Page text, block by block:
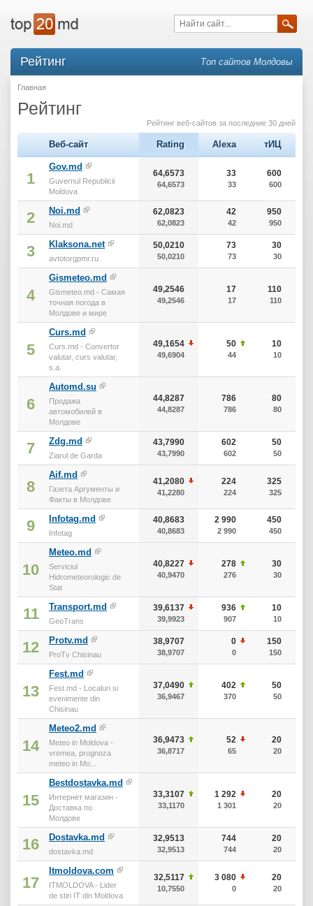
Рейтинг Топ сайтов Молдовы
Главная
Рейтинг
Рейтинг веб-сайтов за последние 30 дней
Веб-сайт Rating Alexa тИЦ
1
Gov.md
Guvernul Republicii
Moldova
64,6573
64,6573
33
33
600
600
2 Noi.md
Noi.md
62,0823
62,0823
42
42
950
950
3 Klaksona.net
avtotorgpmr.ru
50,0210
50,0210
73
73
30
30
4
Gismeteo.md
Gismeteo.md - Самая
точная погода в
Молдове и мире
49,2546
49,2546
17
17
110
110
5
Curs.md
Curs.md - Convertor
valutar, curs valutar,
s.a.
49,1654
49,6904
50
44
10
10
6
Automd.su
Продажа
автомобилей в
Молдове
44,8287
44,8287
786
786
80
80
7 Zdg.md
Ziarul de Garda
43,7990
43,7990
602
602
50
50
8
Aif.md
Газета Аргументы и
Факты в Молдове
41,2080
41,2280
224
224
325
325
9 Infotag.md
Infotag
40,8683
40,8683
2 990
2 990
450
450
10
Meteo.md
Serviciul
Hidrometeorologic de
Stat
40,8227
40,9470
278
276
30
30
11 Transport.md
GeoTrans
39,6137
39,9923
936
907
10
10
12 Protv.md
ProTv Chisinau
38,9707
38,9707
0
0
150
150
13
Fest.md
Fest.md - Localuri si
evenimente din
Chisinau
37,0490
36,9467
402
370
50
50
14
Meteo2.md
Meteo in Moldova -
vremea, prognoza
meteo in Mo...
36,9473
36,8717
52
65
20
20
15
Bestdostavka.md
Интернет магазин -
Доставка по
Молдове
33,3107
33,1170
1 292
1 301
20
20
16 Dostavka.md
dostavka.md
32,9513
32,9513
744
744
20
20
17
Itmoldova.com
ITMOLDOVA - Lider
de stiri IT din Moldova
32,5117
10,7550
3 080
0
20
20